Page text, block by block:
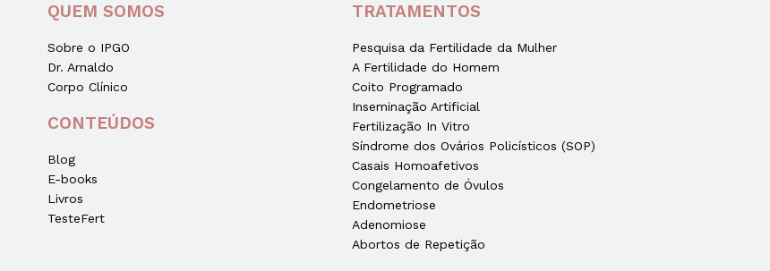
QUEM SOMOS
Sobre o IPGO
Dr. Arnaldo
Corpo Clínico
CONTEÚDOS
Blog
E-books
Livros
TesteFert
TRATAMENTOS
Pesquisa da Fertilidade da Mulher
A Fertilidade do Homem
Coito Programado
Inseminação Artificial
Fertilização In Vitro
Síndrome dos Ovários Policísticos (SOP)
Casais Homoafetivos
Congelamento de Óvulos
Endometriose
Adenomiose
Abortos de Repetição